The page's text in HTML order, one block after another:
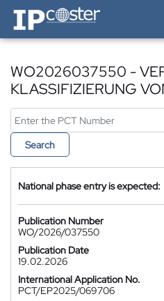
IP-Coster — Home
WO2026037550 -
KLASSIFIZIERUNG
Search
National phase entry is expected:
Publication Number
WO/2026/037550
Publication Date
19.02.2026
International Application No.
PCT/EP2025/069706